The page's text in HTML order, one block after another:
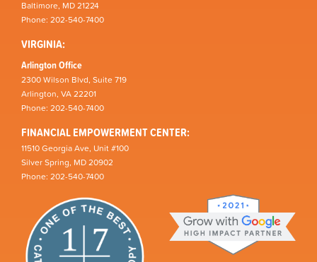
Baltimore, MD 21224
Phone: 202-540-7400
VIRGINIA:
Arlington Office
2300 Wilson Blvd, Suite 719
Arlington, VA 22201
Phone: 202-540-7400
FINANCIAL EMPOWERMENT CENTER:
11510 Georgia Ave, Unit #100
Silver Spring, MD 20902
Phone: 202-540-7400